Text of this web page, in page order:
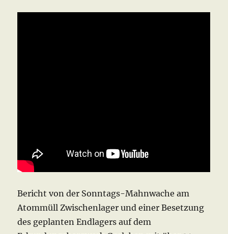
Bericht von der Sonntags-Mahnwache am
Atommüll Zwischenlager und einer Besetzung
des geplanten Endlagers auf dem